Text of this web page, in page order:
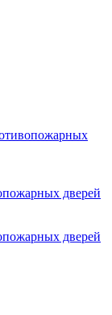
дверей
дверей